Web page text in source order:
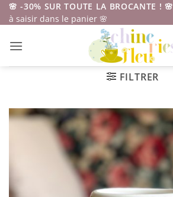
Passer
au
🌸 -30% SUR TOUTE LA BROCANTE ! 🌸
à saisir dans le panier 🌸
FILTRER